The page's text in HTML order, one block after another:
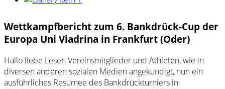
Wettkampfbericht zum 6. Bankdrück-Cup der
Europa Uni Viadrina in Frankfurt (Oder)
Hallo liebe Leser, Vereinsmitglieder und Athleten, wie in
diversen anderen sozialen Medien angekündigt, nun ein
ausführliches Resümee des Bankdrückturniers in